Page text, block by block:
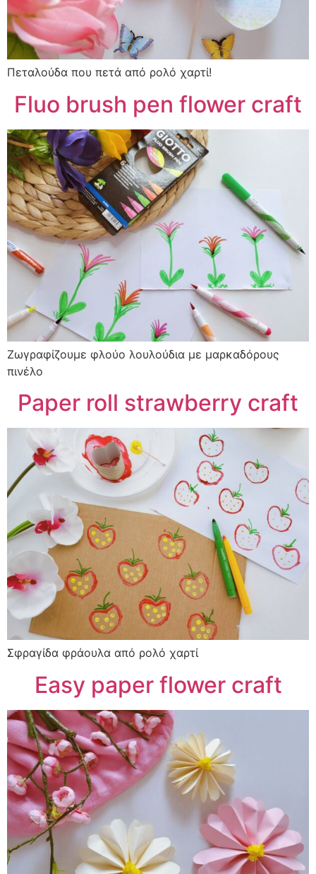
Πεταλούδα που πετά από ρολό χαρτί!
Fluo brush pen flower craft
Ζωγραφίζουμε φλούο λουλούδια με μαρκαδόρους
πινέλο
Paper roll strawberry craft
Σφραγίδα φράουλα από ρολό χαρτί
Easy paper flower craft